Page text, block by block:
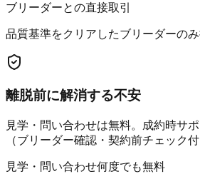
ブリーダーとの直接取引
品質基準をクリアしたブリーダーの
離脱前に解消する不安
見学・問い合わせは無料。成約時サ
（ブリーダー確認・契約前チェック付
見学・問い合わせ何度でも無料